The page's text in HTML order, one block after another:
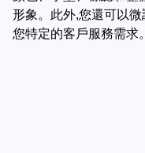
形象。此外,您還可以
您特定的客戶服務需求。